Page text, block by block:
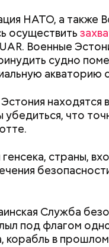
НАТО, а также
осуществить
Военные
судно
акваторию
находятся в
что
страны,
Служба
под флагом
корабль в
В 2015 году,
человеком в
Также она была
политика
Как поменять
не получить штраф